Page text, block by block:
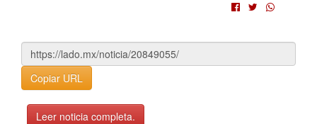
Copiar URL
Leer noticia completa.